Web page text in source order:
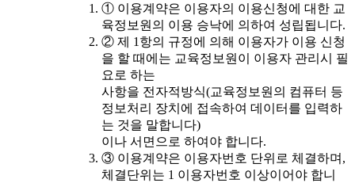
① 이용계약은 이용자의 이용신청에 대한 교
육정보원의 이용 승낙에 의하여 성립됩니다.
② 제 1항의 규정에 의해 이용자가 이용 신청
을 할 때에는 교육정보원이 이용자 관리시 필
요로 하는
사항을 전자적방식(교육정보원의 컴퓨터 등
정보처리 장치에 접속하여 데이터를 입력하
는 것을 말합니다)
이나 서면으로 하여야 합니다.
③ 이용계약은 이용자번호 단위로 체결하며,
체결단위는 1 이용자번호 이상이어야 합니